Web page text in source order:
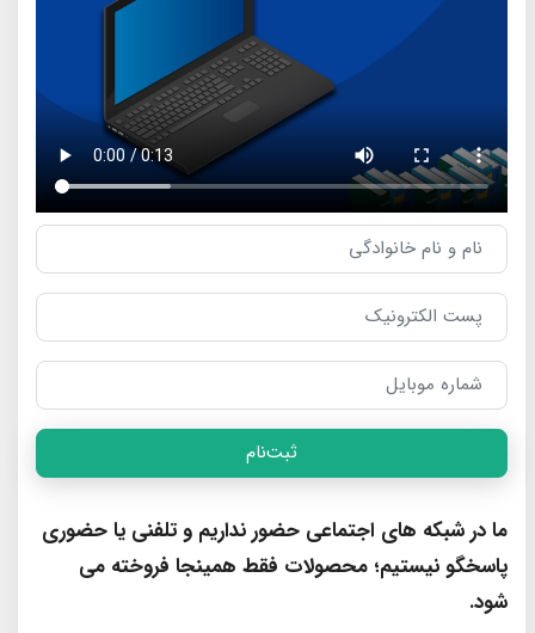
ثبت‌نام
ما در شبکه های اجتماعی حضور نداریم و تلفنی یا حضوری
پاسخگو نیستیم؛ محصولات فقط همینجا فروخته می
شود.